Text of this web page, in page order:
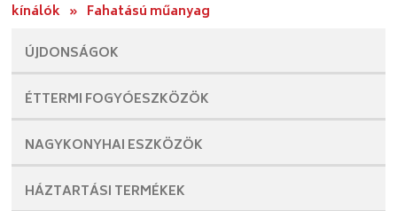
kínálók » Fahatású műanyag
ÚJDONSÁGOK
ÉTTERMI FOGYÓESZKÖZÖK
NAGYKONYHAI ESZKÖZÖK
HÁZTARTÁSI TERMÉKEK